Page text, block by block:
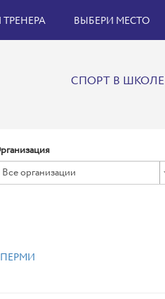
ВЫБЕРИ МЕСТО
СПОРТ В ШКОЛЕ
Все организации